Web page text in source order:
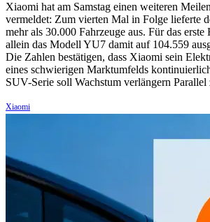
Xiaomi hat am Samstag einen weiteren
vermeldet: Zum vierten Mal in Folge lieferte
mehr als 30.000 Fahrzeuge aus. Für das
allein das Modell YU7 damit auf 104.559
Die Zahlen bestätigen, dass Xiaomi sein
eines schwierigen Marktumfelds
SUV-Serie soll Wachstum verlängern
Xiaomi